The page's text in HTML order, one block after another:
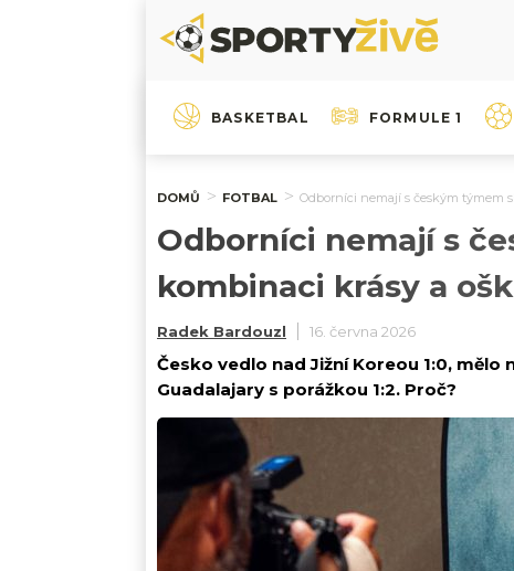
BASKETBAL FORMULE 1
DOMŮ FOTBAL Odborníci nemají s českým týmem
Odborníci nemají s
kombinaci krásy a
Radek Bardouzl 16. června 2026
Česko vedlo nad Jižní Koreou 1:0,
Guadalajary s porážkou 1:2. Proč?